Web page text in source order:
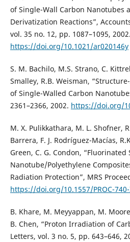
of Single-Wall Carbon Nanotubes
Derivatization Reactions”,
vol. 35 no. 12, pp. 1087–1095, 2002.
https://doi.org/10.1021/ar020146y
S. M. Bachilo, M.S. Strano, C.
Smalley, R.B. Weisman,
of Single-Walled Carbon
2361–2366, 2002. https://doi.org/
M. X. Pulikkathara, M. L. Shofner,
Barrera, F. J. Rodríguez-Macías,
Green, C. G. Condon, “Fluorinated
Nanotube/Polyethylene
Radiation Protection”, MRS
https://doi.org/10.1557/PROC-
B. Khare, M. Meyyappan, M.
B. Chen, “Proton Irradiation of
Letters, vol. 3 no. 5, pp. 643–646,